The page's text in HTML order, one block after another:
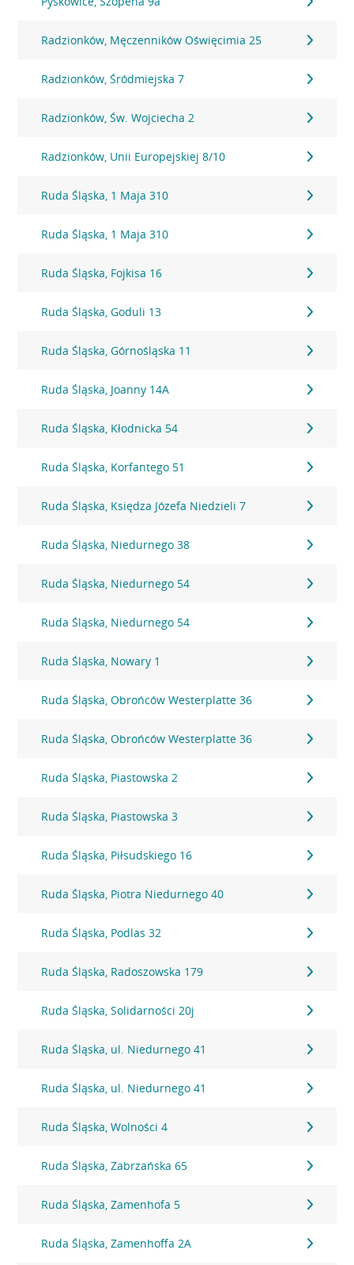
Radzionków, Męczenników Oświęcimia 25
Radzionków, Śródmiejska 7
Radzionków, Św. Wojciecha 2
Radzionków, Unii Europejskiej 8/10
Ruda Śląska, 1 Maja 310
Ruda Śląska, 1 Maja 310
Ruda Śląska, Fojkisa 16
Ruda Śląska, Goduli 13
Ruda Śląska, Górnośląska 11
Ruda Śląska, Joanny 14A
Ruda Śląska, Kłodnicka 54
Ruda Śląska, Korfantego 51
Ruda Śląska, Księdza Józefa Niedzieli 7
Ruda Śląska, Niedurnego 38
Ruda Śląska, Niedurnego 54
Ruda Śląska, Niedurnego 54
Ruda Śląska, Nowary 1
Ruda Śląska, Obrońców Westerplatte 36
Ruda Śląska, Obrońców Westerplatte 36
Ruda Śląska, Piastowska 2
Ruda Śląska, Piastowska 3
Ruda Śląska, Piłsudskiego 16
Ruda Śląska, Piotra Niedurnego 40
Ruda Śląska, Podlas 32
Ruda Śląska, Radoszowska 179
Ruda Śląska, Solidarności 20j
Ruda Śląska, ul. Niedurnego 41
Ruda Śląska, ul. Niedurnego 41
Ruda Śląska, Wolności 4
Ruda Śląska, Zabrzańska 65
Ruda Śląska, Zamenhofa 5
Ruda Śląska, Zamenhoffa 2A